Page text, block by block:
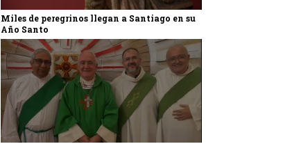
Miles de peregrinos llegan a Santiago en su
Año Santo